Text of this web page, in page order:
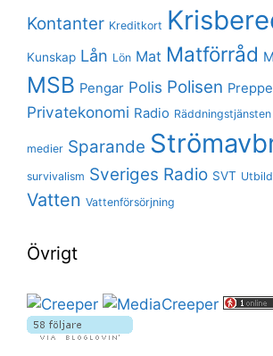
Kontanter Kreditkort
Kunskap Lån Lön Mat Matförråd
MSB Pengar Polis Polisen
Privatekonomi Radio Räddningstjänsten
medier Sparande
survivalism Sveriges Radio SVT
Vatten Vattenförsörjning
Övrigt